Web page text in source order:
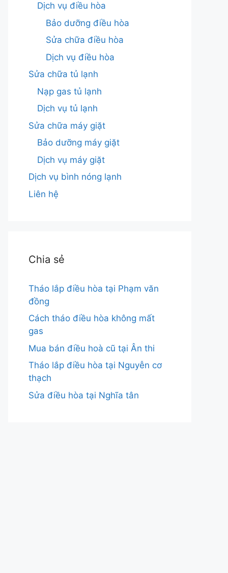
Dịch vụ điều hòa
Bảo dưỡng điều hòa
Sửa chữa điều hòa
Dịch vụ điều hòa
Sửa chữa tủ lạnh
Nạp gas tủ lạnh
Dịch vụ tủ lạnh
Sửa chữa máy giặt
Bảo dưỡng máy giặt
Dịch vụ máy giặt
Dịch vụ bình nóng lạnh
Liên hệ
Chia sẻ
Tháo lắp điều hòa tại Phạm văn
đồng
Cách tháo điều hòa không mất
gas
Mua bán điều hoà cũ tại Ân thi
Tháo lắp điều hòa tại Nguyễn cơ
thạch
Sửa điều hòa tại Nghĩa tân